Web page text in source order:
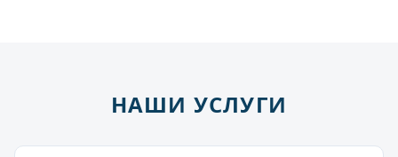
НАШИ УСЛУГИ